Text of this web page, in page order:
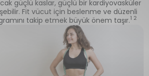
güçlü kaslar, güçlü bir kardiyovasküler
Fit vücut için beslenme ve düzenli
takip etmek büyük önem taşır.1 2